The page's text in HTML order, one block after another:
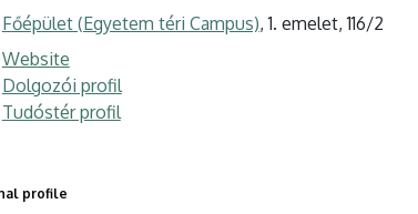
Főépület (Egyetem téri Campus), 1. emelet, 116/2
Website
Dolgozói profil
Tudóstér profil
profile